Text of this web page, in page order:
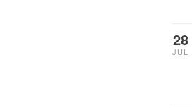
28
JUL